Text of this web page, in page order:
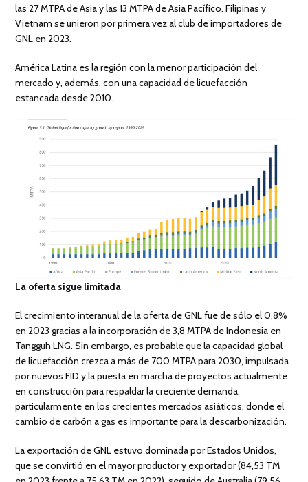
las 27 MTPA de Asia y las 13 MTPA de Asia Pacífico. Filipinas y
Vietnam se unieron por primera vez al club de importadores de
GNL en 2023.
América Latina es la región con la menor participación del
mercado y, además, con una capacidad de licuefacción
estancada desde 2010.
La oferta sigue limitada
El crecimiento interanual de la oferta de GNL fue de sólo el 0,8%
en 2023 gracias a la incorporación de 3,8 MTPA de Indonesia en
Tangguh LNG. Sin embargo, es probable que la capacidad global
de licuefacción crezca a más de 700 MTPA para 2030, impulsada
por nuevos FID y la puesta en marcha de proyectos actualmente
en construcción para respaldar la creciente demanda,
particularmente en los crecientes mercados asiáticos, donde el
cambio de carbón a gas es importante para la descarbonización.
La exportación de GNL estuvo dominada por Estados Unidos,
que se convirtió en el mayor productor y exportador (84,53 TM